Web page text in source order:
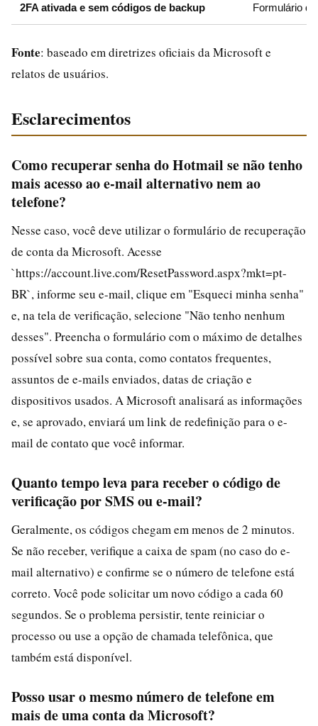
2FA ativada e sem códigos de backup Formulário
Fonte: baseado em diretrizes oficiais da Microsoft e
relatos de usuários.
Esclarecimentos
Como recuperar senha do Hotmail se não tenho
mais acesso ao e-mail alternativo nem ao
telefone?
Nesse caso, você deve utilizar o formulário de recuperação
de conta da Microsoft. Acesse
`https://account.live.com/ResetPassword.aspx?mkt=pt-
BR`, informe seu e-mail, clique em "Esqueci minha senha"
e, na tela de verificação, selecione "Não tenho nenhum
desses". Preencha o formulário com o máximo de detalhes
possível sobre sua conta, como contatos frequentes,
assuntos de e-mails enviados, datas de criação e
dispositivos usados. A Microsoft analisará as informações
e, se aprovado, enviará um link de redefinição para o e-
mail de contato que você informar.
Quanto tempo leva para receber o código de
verificação por SMS ou e-mail?
Geralmente, os códigos chegam em menos de 2 minutos.
Se não receber, verifique a caixa de spam (no caso do e-
mail alternativo) e confirme se o número de telefone está
correto. Você pode solicitar um novo código a cada 60
segundos. Se o problema persistir, tente reiniciar o
processo ou use a opção de chamada telefônica, que
também está disponível.
Posso usar o mesmo número de telefone em
mais de uma conta da Microsoft?